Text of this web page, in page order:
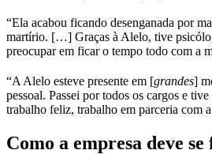
“Ela acabou ficando desenganada por
martírio. […] Graças à Alelo, tive
preocupar em ficar o tempo todo com a
“A Alelo esteve presente em [grandes]
pessoal. Passei por todos os cargos e
trabalho feliz, trabalho em parceria com
Como a empresa deve